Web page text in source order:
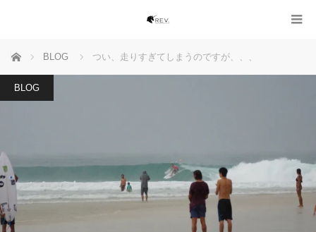
ホーム BLOG つい、走りすぎてしまうのですが、、、
BLOG